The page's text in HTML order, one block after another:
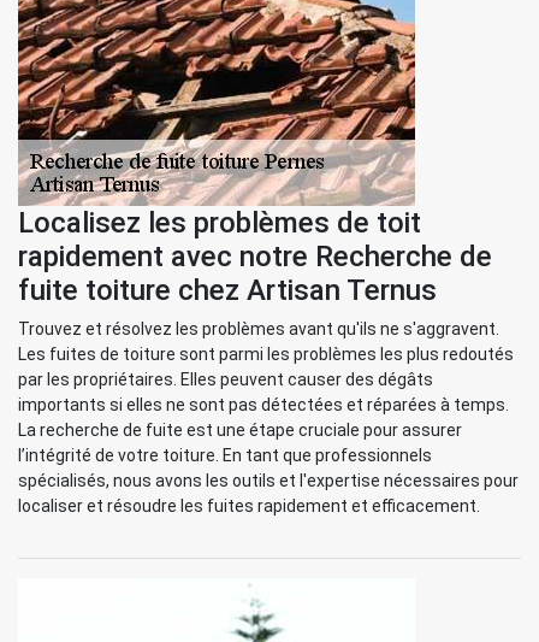
Localisez les problèmes de toit
rapidement avec notre Recherche de
fuite toiture chez Artisan Ternus
Trouvez et résolvez les problèmes avant qu'ils ne s'aggravent.
Les fuites de toiture sont parmi les problèmes les plus redoutés
par les propriétaires. Elles peuvent causer des dégâts
importants si elles ne sont pas détectées et réparées à temps.
La recherche de fuite est une étape cruciale pour assurer
l’intégrité de votre toiture. En tant que professionnels
spécialisés, nous avons les outils et l'expertise nécessaires pour
localiser et résoudre les fuites rapidement et efficacement.